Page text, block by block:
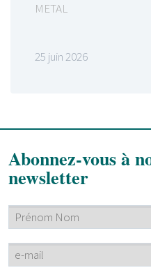
METAL
25 juin 2026
Abonnez-vous à
newsletter